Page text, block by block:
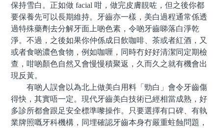
保持雪白。正如做 facial 咁，做完皮膚靚咗，但之後你都
要保養先可以長期維持。牙齒亦一樣，美白過程通常係透
過特殊藥劑去分解牙面上啲色素，令啲牙齒睇落白淨乾
淨。不過，之後如果你仲係成日飲咖啡、茶或者紅酒，又
或者食啲濃色食物，例如咖喱，同時冇好好清潔同定期檢
查，咁啲顏色自然又會慢慢積聚返，久而久之就有機會出
現反黃。
有啲人誤會以為北上做美白用料「勁白」會令牙齒傷
得快，其實唔一定。現代牙齒美白技術已經相當成熟，好
多診所都會跟足安全標準嚟操作。只要選擇有口碑、有執
業牌照嘅牙科機構，同埋確認牙齒本身冇嚴重蛀蝕問題，